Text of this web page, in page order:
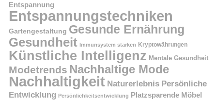
Entspannung
Entspannungstechniken
Gartengestaltung Gesunde Ernährung
Gesundheit Immunsystem stärken Kryptowährungen
Künstliche Intelligenz Mentale Gesundheit
Modetrends Nachhaltige Mode
Nachhaltigkeit Naturerlebnis Persönliche
Entwicklung Persönlichkeitsentwicklung Platzsparende Möbel